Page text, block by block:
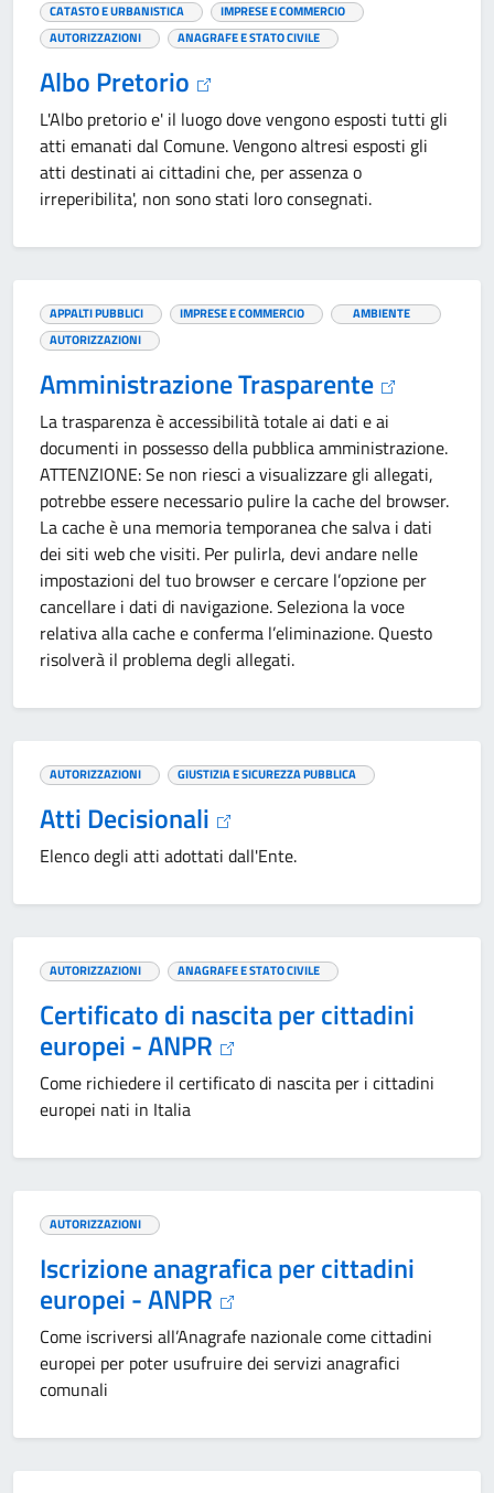
CATASTO E URBANISTICA
IMPRESE E COMMERCIO
AUTORIZZAZIONI
ANAGRAFE E STATO CIVILE
Albo Pretorio
L'Albo pretorio e' il luogo dove vengono esposti tutti gli
atti emanati dal Comune. Vengono altresi esposti gli
atti destinati ai cittadini che, per assenza o
irreperibilita', non sono stati loro consegnati.
APPALTI PUBBLICI IMPRESE E COMMERCIO
AMBIENTE
AUTORIZZAZIONI
Amministrazione Trasparente
La trasparenza è accessibilità totale ai dati e ai
documenti in possesso della pubblica amministrazione.
ATTENZIONE: Se non riesci a visualizzare gli allegati,
potrebbe essere necessario pulire la cache del browser.
La cache è una memoria temporanea che salva i dati
dei siti web che visiti. Per pulirla, devi andare nelle
impostazioni del tuo browser e cercare l’opzione per
cancellare i dati di navigazione. Seleziona la voce
relativa alla cache e conferma l’eliminazione. Questo
risolverà il problema degli allegati.
AUTORIZZAZIONI GIUSTIZIA E SICUREZZA PUBBLICA
Atti Decisionali
Elenco degli atti adottati dall'Ente.
AUTORIZZAZIONI ANAGRAFE E STATO CIVILE
Certificato di nascita per cittadini
europei - ANPR
Come richiedere il certificato di nascita per i cittadini
europei nati in Italia
AUTORIZZAZIONI
Iscrizione anagrafica per cittadini
europei - ANPR
Come iscriversi all’Anagrafe nazionale come cittadini
europei per poter usufruire dei servizi anagrafici
comunali